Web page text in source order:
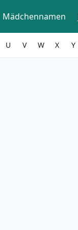
Mädchennamen
U V W X Y